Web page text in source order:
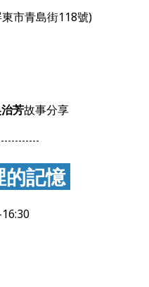
市青島街118號)
芳故事分享
的記憶